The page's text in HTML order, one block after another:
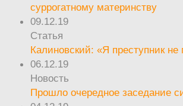
суррогатному материнству
09.12.19
Статья
Калиновский: «Я преступник
06.12.19
Новость
Прошло очередное заседание